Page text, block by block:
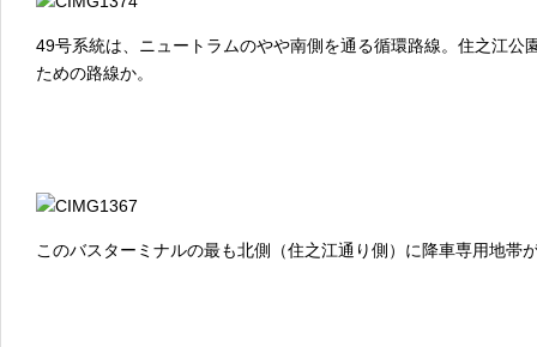
49号系統は、ニュートラムのやや南側を通る循環路線。住之江公
ための路線か。
このバスターミナルの最も北側（住之江通り側）に降車専用地帯